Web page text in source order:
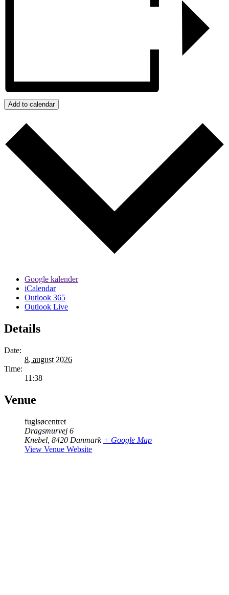
Add to calendar
Google kalender
iCalendar
Outlook 365
Outlook Live
Details
Date:
8. august 2026
Time:
11:38
Venue
fuglsøcentret
Dragsmurvej 6
Knebel 8420 Danmark + Google Map
View Venue Website